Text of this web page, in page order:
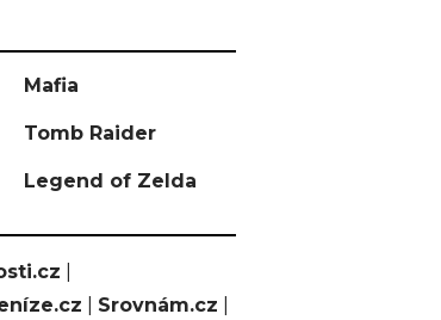
Mafia
Tomb Raider
Legend of Zelda
Srovnám.cz